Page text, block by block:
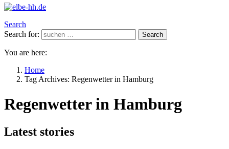
Search
Search for:
Search
You are here:
Home
Tag Archives: Regenwetter in Hamburg
Regenwetter in Hamburg
Latest stories